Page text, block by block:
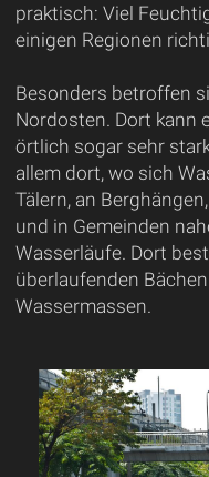
praktisch: Viel
einigen Regionen
Besonders betroffen
Nordosten. Dort kann
örtlich sogar sehr
allem dort, wo sich
Tälern, an
und in Gemeinden
Wasserläufe. Dort
überlaufenden
Wassermassen.